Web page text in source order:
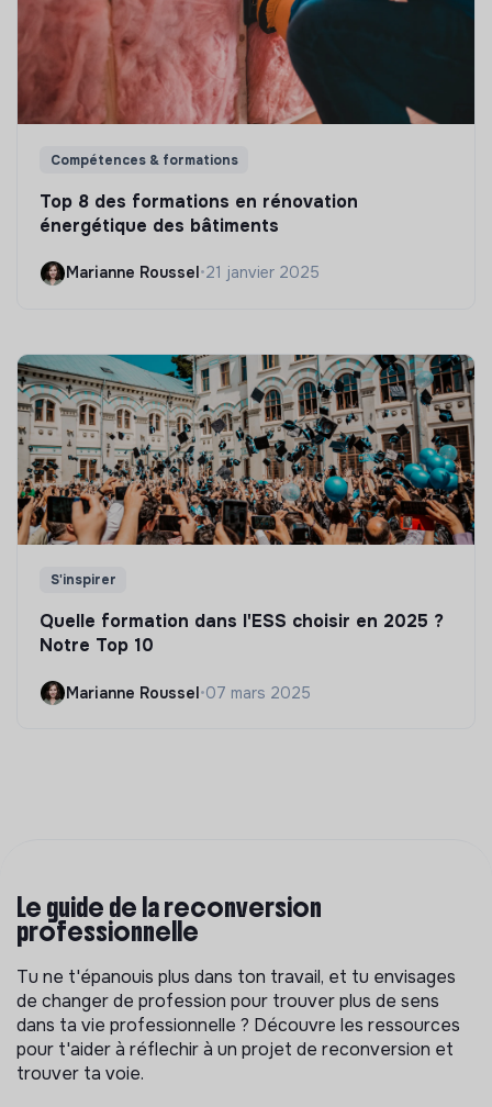
Compétences & formations
Top 8 des formations en rénovation
énergétique des bâtiments
Marianne Roussel•21 janvier 2025
S'inspirer
Quelle formation dans l'ESS choisir en 2025 ?
Notre Top 10
Marianne Roussel•07 mars 2025
Le guide de la reconversion
professionnelle
Tu ne t'épanouis plus dans ton travail, et tu envisages
de changer de profession pour trouver plus de sens
dans ta vie professionnelle ? Découvre les ressources
pour t'aider à réflechir à un projet de reconversion et
trouver ta voie.